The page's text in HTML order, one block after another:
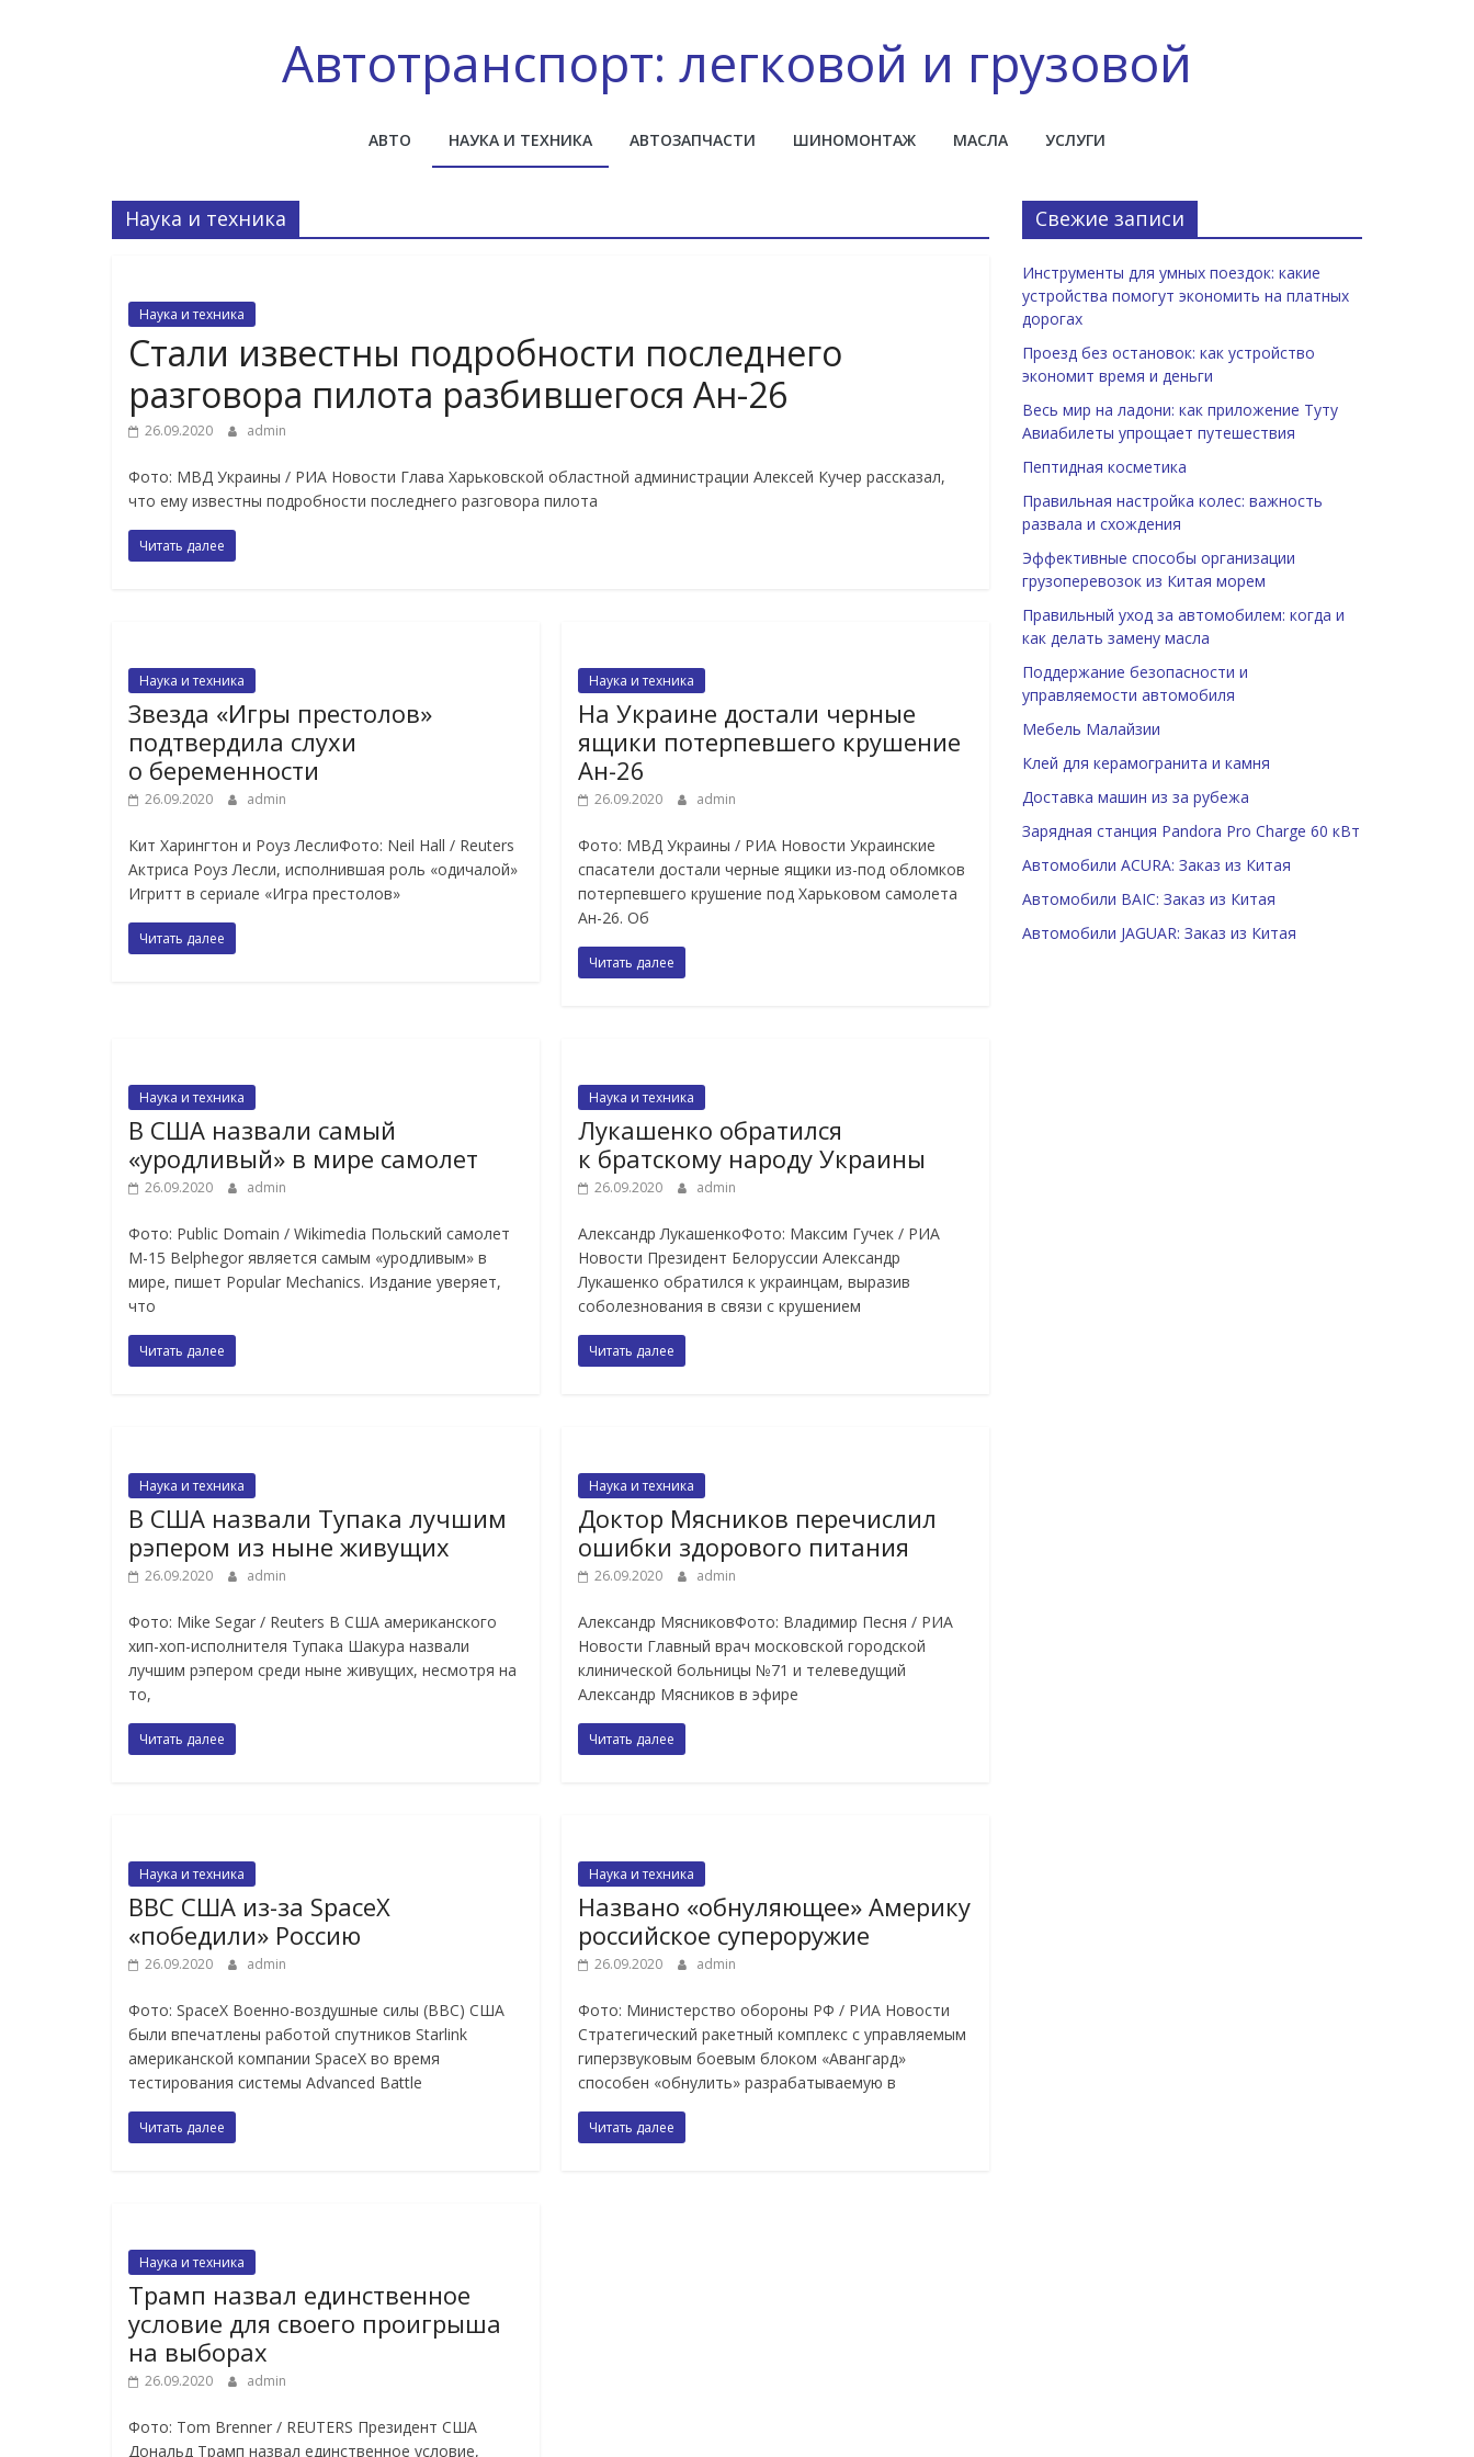
Автотранспорт: легковой и грузовой
АВТО НАУКА И ТЕХНИКА АВТОЗАПЧАСТИ ШИНОМОНТАЖ МАСЛА УСЛУГИ
Наука и техника
Наука и техника
Стали известны подробности последнего
разговора пилота разбившегося Ан-26
26.09.2020 admin
Фото: МВД Украины / РИА Новости Глава Харьковской областной администрации Алексей Кучер рассказал,
что ему известны подробности последнего разговора пилота
Читать далее
Наука и техника
Звезда «Игры престолов»
подтвердила слухи
о беременности
26.09.2020 admin
Кит Харингтон и Роуз ЛеслиФото: Neil Hall / Reuters
Актриса Роуз Лесли, исполнившая роль «одичалой»
Игритт в сериале «Игра престолов»
Читать далее
Наука и техника
На Украине достали черные
ящики потерпевшего крушение
Ан-26
26.09.2020 admin
Фото: МВД Украины / РИА Новости Украинские
спасатели достали черные ящики из-под обломков
потерпевшего крушение под Харьковом самолета
Ан-26. Об
Читать далее
Наука и техника
В США назвали самый
«уродливый» в мире самолет
26.09.2020 admin
Фото: Public Domain / Wikimedia Польский самолет
M-15 Belphegor является самым «уродливым» в
мире, пишет Popular Mechanics. Издание уверяет,
что
Читать далее
Наука и техника
Лукашенко обратился
к братскому народу Украины
26.09.2020 admin
Александр ЛукашенкоФото: Максим Гучек / РИА
Новости Президент Белоруссии Александр
Лукашенко обратился к украинцам, выразив
соболезнования в связи с крушением
Читать далее
Наука и техника
В США назвали Тупака лучшим
рэпером из ныне живущих
26.09.2020 admin
Фото: Mike Segar / Reuters В США американского
хип-хоп-исполнителя Тупака Шакура назвали
лучшим рэпером среди ныне живущих, несмотря на
то,
Читать далее
Наука и техника
Доктор Мясников перечислил
ошибки здорового питания
26.09.2020 admin
Александр МясниковФото: Владимир Песня / РИА
Новости Главный врач московской городской
клинической больницы №71 и телеведущий
Александр Мясников в эфире
Читать далее
Наука и техника
ВВС США из-за SpaceX
«победили» Россию
26.09.2020 admin
Фото: SpaceX Военно-воздушные силы (ВВС) США
были впечатлены работой спутников Starlink
американской компании SpaceX во время
тестирования системы Advanced Battle
Читать далее
Наука и техника
Названо «обнуляющее» Америку
российское супероружие
26.09.2020 admin
Фото: Министерство обороны РФ / РИА Новости
Стратегический ракетный комплекс с управляемым
гиперзвуковым боевым блоком «Авангард»
способен «обнулить» разрабатываемую в
Читать далее
Наука и техника
Трамп назвал единственное
условие для своего проигрыша
на выборах
26.09.2020 admin
Фото: Tom Brenner / REUTERS Президент США
Дональд Трамп назвал единственное условие,
Свежие записи
Инструменты для умных поездок: какие
устройства помогут экономить на платных
дорогах
Проезд без остановок: как устройство
экономит время и деньги
Весь мир на ладони: как приложение Туту
Авиабилеты упрощает путешествия
Пептидная косметика
Правильная настройка колес: важность
развала и схождения
Эффективные способы организации
грузоперевозок из Китая морем
Правильный уход за автомобилем: когда и
как делать замену масла
Поддержание безопасности и
управляемости автомобиля
Мебель Малайзии
Клей для керамогранита и камня
Доставка машин из за рубежа
Зарядная станция Pandora Pro Charge 60 кВт
Автомобили ACURA: Заказ из Китая
Автомобили BAIC: Заказ из Китая
Автомобили JAGUAR: Заказ из Китая